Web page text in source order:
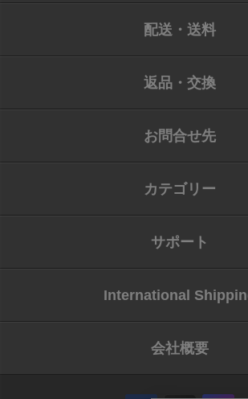
配送・送料
返品・交換
お問合せ先
カテゴリー
サポート
International
会社概要